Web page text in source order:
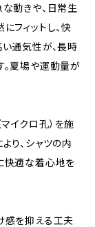
動きや、日常生
フィットし、快
通気性が、長時
。夏場や運動量が
イクロ孔）を施
り、シャツの内
快適な着心地を
感を抑える工夫